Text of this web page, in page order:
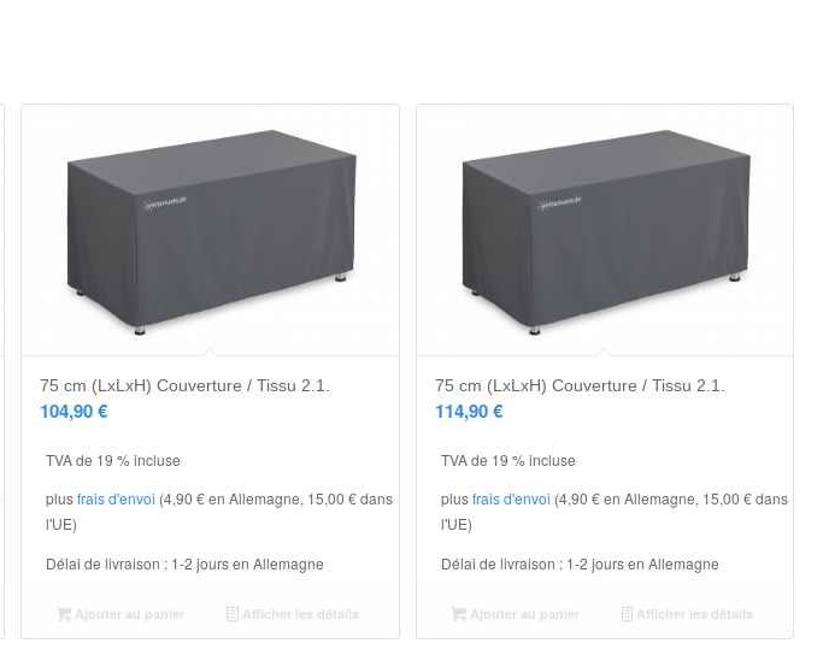
75 cm (LxLxH) Couverture / Tissu 2.1.
104,90€
TVA de 19 % incluse
plusfrais d'envoi (4,90 € en Allemagne, 15,00 € dans
l'UE)
Délai de livraison : 1-2 jours en Allemagne
Ajouter au panier Afficher les détails
75 cm (LxLxH) Couverture / Tissu 2.1.
114,90€
TVA de 19 % incluse
plusfrais d'envoi (4,90 € en Allemagne, 15,00 € dans
l'UE)
Délai de livraison : 1-2 jours en Allemagne
Ajouter au panier Afficher les détails